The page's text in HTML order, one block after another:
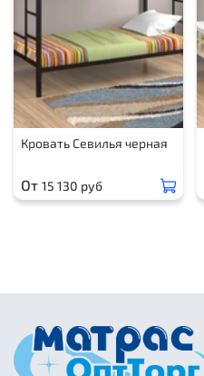
Кровать Севилья черная
От 15 130 руб